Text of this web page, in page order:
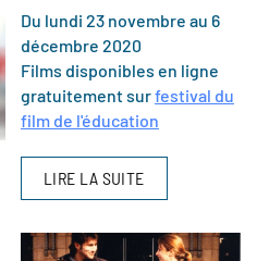
Du lundi 23 novembre au 6
décembre 2020
Films disponibles en ligne
gratuitement surfestival du
film de l'éducation
LIRE LA SUITE